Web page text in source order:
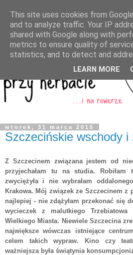
wtorek, 31 marca 2015
Szczecińskie wschody i
Z Szczecinem związana jestem od
przyjechałam tu na studia. Robiłam
zwyciężyła i nie wybrałam
Krakowa. Mój związek ze Szczecinem z
najlepiej - nie zdążyłam przekonać się
wycieczek z malutkiego
Wielkiego Miasta. Niewiele Szczecina
największe wówczas istniejące
celem takich wypraw. Kino czy
ważniejsza była świątynia
This site uses cookies from
and to analyze traffic. Your IP
shared with Google along with
metrics to ensure quality of
statistics, and to detect and
LEARN MORE